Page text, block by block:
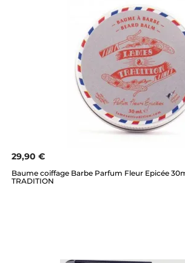
29,90 €
Baume coiffage Barbe Parfum Fleur Epicée
TRADITION